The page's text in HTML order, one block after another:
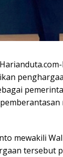
mewakili
tersebut